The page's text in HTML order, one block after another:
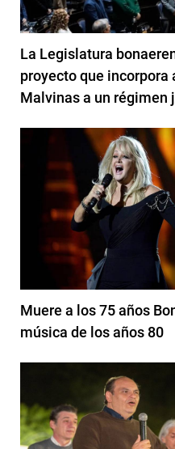
La Legislatura
proyecto que incorpora
Malvinas a un régimen
Muere a los 75 años
música de los años 80